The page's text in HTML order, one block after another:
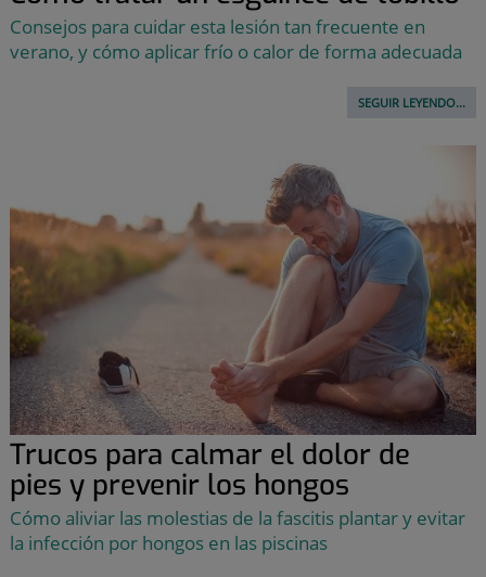
Consejos para cuidar esta lesión tan frecuente en
verano, y cómo aplicar frío o calor de forma adecuada
SEGUIR LEYENDO...
Trucos para calmar el dolor de
pies y prevenir los hongos
Cómo aliviar las molestias de la fascitis plantar y evitar
la infección por hongos en las piscinas